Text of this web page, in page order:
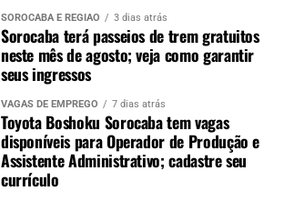
SOROCABA E REGIÃO 3 dias atrás
Sorocaba terá passeios de trem gratuitos
neste mês de agosto; veja como garantir
seus ingressos
VAGAS DE EMPREGO 7 dias atrás
Toyota Boshoku Sorocaba tem vagas
disponíveis para Operador de Produção e
Assistente Administrativo; cadastre seu
currículo